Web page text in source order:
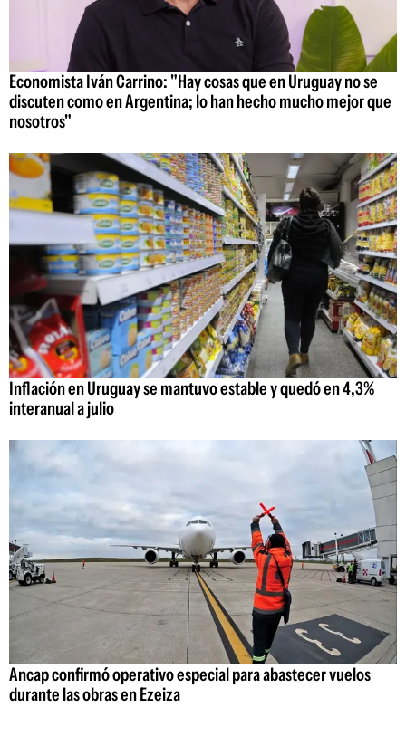
Economista Iván Carrino: "Hay cosas que en Uruguay no se
discuten como en Argentina; lo han hecho mucho mejor que
nosotros"
Inflación en Uruguay se mantuvo estable y quedó en 4,3%
interanual a julio
Ancap confirmó operativo especial para abastecer vuelos
durante las obras en Ezeiza